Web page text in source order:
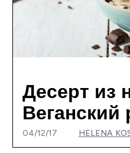
Десерт из
Веганский
04/12/17 HELENA